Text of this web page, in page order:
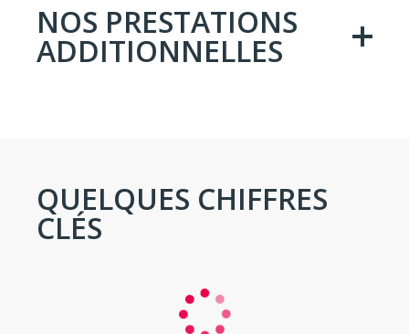
NOS PRESTATIONS
ADDITIONNELLES
QUELQUES CHIFFRES
CLÉS